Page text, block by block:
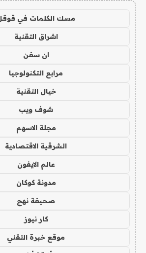
مسك الكلمات في
اشراق التقنية
ان سفن
مرابع التكنولوجيا
خيال التقنية
شوف ويب
مجلة الاسهم
الشرقية الاقتصادية
عالم الايفون
مدونة كوكان
صحيفة نهج
كار نيوز
موقع خبرة التقني